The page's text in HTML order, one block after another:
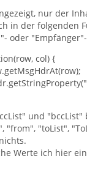
nur der
in der folgenden
oder
col) {
und "bccList"
"from", "toList",
Werte ich hier